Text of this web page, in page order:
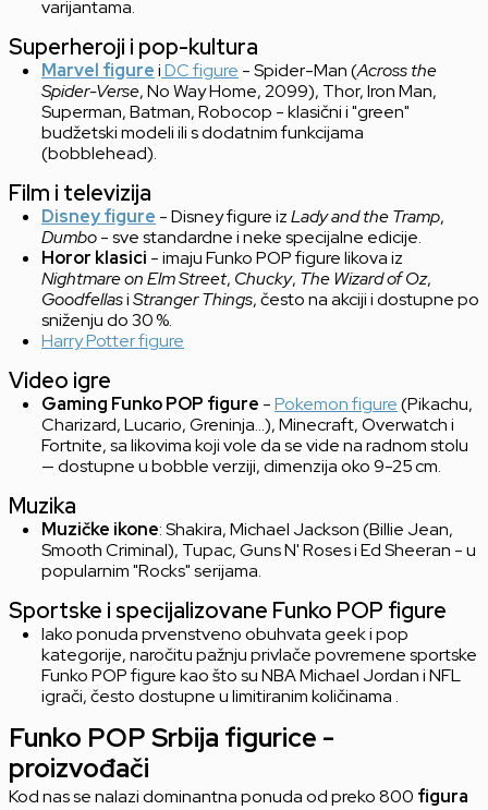
varijantama.
Superheroji i pop-kultura
Marvel figureiDC figure - Spider-Man (Across the
Spider-Verse, No Way Home, 2099), Thor, Iron Man,
Superman, Batman, Robocop - klasični i "green"
budžetski modeli ili s dodatnim funkcijama
(bobblehead).
Film i televizija
Disney figure - Disney figure izLady and the Tramp,
Dumbo- sve standardne i neke specijalne edicije.
Horor klasici - imaju Funko POP figure likova iz
Nightmare on Elm Street, Chucky, The Wizard of Oz,
GoodfellasiStranger Things, često na akciji i dostupne po
sniženju do 30 %.
Harry Potter figure
Video igre
Gaming Funko POP figure -Pokemon figure(Pikachu,
Charizard, Lucario, Greninja…), Minecraft, Overwatch i
Fortnite, sa likovima koji vole da se vide na radnom stolu
— dostupne u bobble verziji, dimenzija oko 9-25 cm.
Muzika
Muzičke ikone: Shakira, Michael Jackson (Billie Jean,
Smooth Criminal), Tupac, Guns N' Roses i Ed Sheeran - u
popularnim "Rocks" serijama.
Sportske i specijalizovane Funko POP figure
Iako ponuda prvenstveno obuhvata geek i pop
kategorije, naročitu pažnju privlače povremene sportske
Funko POP figure kao što su NBA Michael Jordan i NFL
igrači, često dostupne u limitiranim količinama .
Funko POP Srbija figurice -
proizvođači
Kod nas se nalazi dominantna ponuda od preko 800 figura